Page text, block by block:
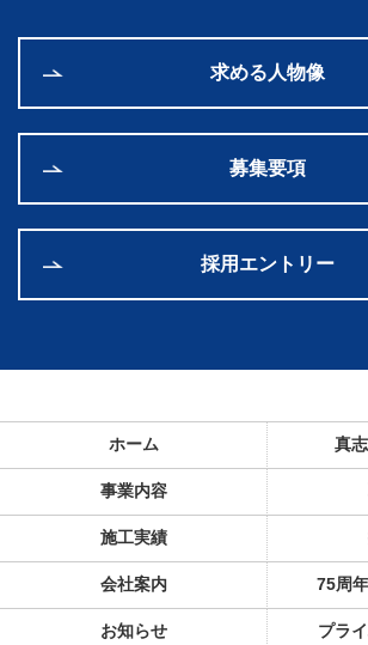
求める人物像
募集要項
採用エントリー
ホーム 真
事業内容
施工実績
会社案内 75周
お知らせ プラ